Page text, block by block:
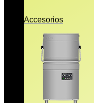
Accesorios